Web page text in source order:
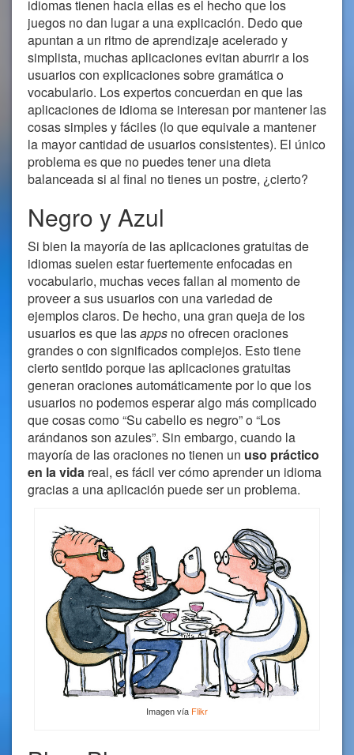
idiomas tienen hacia ellas es el hecho que los
juegos no dan lugar a una explicación. Dedo que
apuntan a un ritmo de aprendizaje acelerado y
simplista, muchas aplicaciones evitan aburrir a los
usuarios con explicaciones sobre gramática o
vocabulario. Los expertos concuerdan en que las
aplicaciones de idioma se interesan por mantener las
cosas simples y fáciles (lo que equivale a mantener
la mayor cantidad de usuarios consistentes). El único
problema es que no puedes tener una dieta
balanceada si al final no tienes un postre, ¿cierto?
Negro y Azul
Si bien la mayoría de las aplicaciones gratuitas de
idiomas suelen estar fuertemente enfocadas en
vocabulario, muchas veces fallan al momento de
proveer a sus usuarios con una variedad de
ejemplos claros. De hecho, una gran queja de los
usuarios es que lasapps no ofrecen oraciones
grandes o con significados complejos. Esto tiene
cierto sentido porque las aplicaciones gratuitas
generan oraciones automáticamente por lo que los
usuarios no podemos esperar algo más complicado
que cosas como “Su cabello es negro” o “Los
arándanos son azules”. Sin embargo, cuando la
mayoría de las oraciones no tienen un uso práctico
en la vida real, es fácil ver cómo aprender un idioma
gracias a una aplicación puede ser un problema.
Imagen vía Flikr